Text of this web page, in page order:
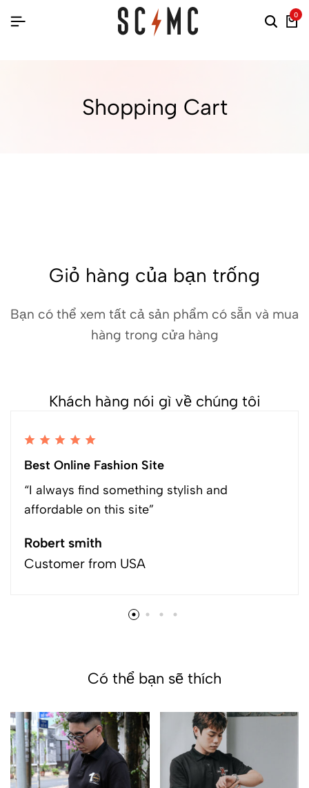
0
Shopping Cart
Giỏ hàng của bạn trống
Bạn có thể xem tất cả sản phẩm có sẵn và mua
hàng trong cửa hàng
Khách hàng nói gì về chúng tôi
Best Online Fashion Site
“I always find something stylish and
affordable on this site”
Robert smith
Customer from USA
Có thể bạn sẽ thích